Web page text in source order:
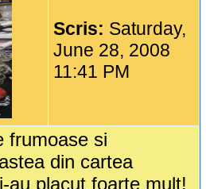
Scris: Saturday,
June 28, 2008
11:41 PM
frumoase si
din cartea
au placut foarte mult!